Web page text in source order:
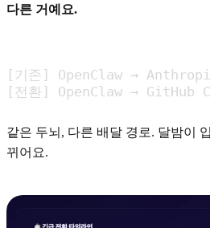
다른 거예요.
[기존] OpenClaw →
[전환] OpenClaw → GitHub
같은 두뇌, 다른 배달 경로. 달밤이
뀌어요.